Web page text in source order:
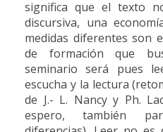
significa que el texto
discursiva, una
medidas diferentes son
de formación que
seminario será pues
escucha y la lectura
de J.- L. Nancy y Ph.
espero, también